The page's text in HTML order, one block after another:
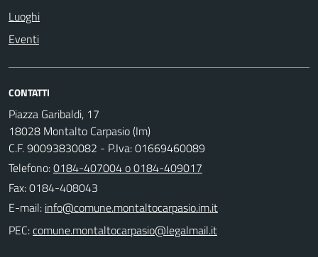
Luoghi
Eventi
CONTATTI
Piazza Garibaldi, 17
18028 Montalto Carpasio (Im)
C.F. 90093830082 - P.Iva: 01669460089
Telefono:0184-407004 o 0184-409017
Fax: 0184-408043
E-mail:
PEC: